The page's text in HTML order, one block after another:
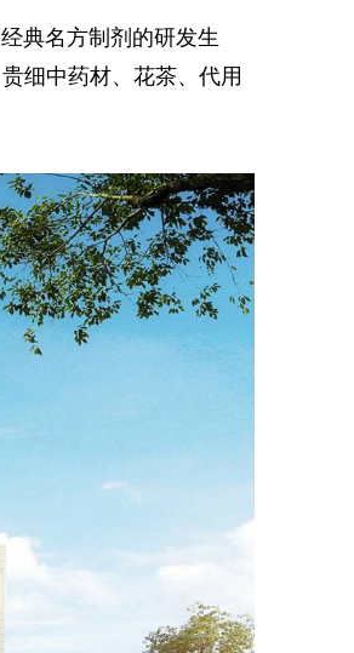
典名方制剂的研发生
细中药材、花茶、 代用